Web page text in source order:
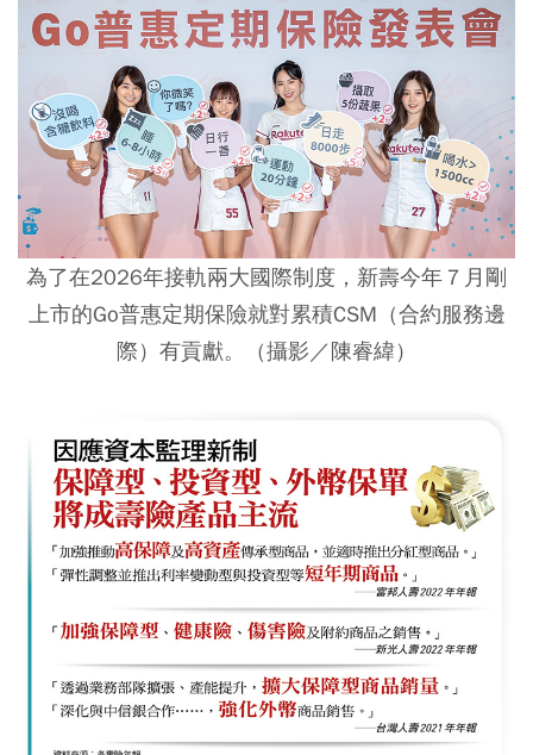
為了在2026年接軌兩大國際制度，新壽今年７月剛
上市的Go普惠定期保險就對累積CSM（合約服務邊
際）有貢獻。（攝影／陳睿緯）